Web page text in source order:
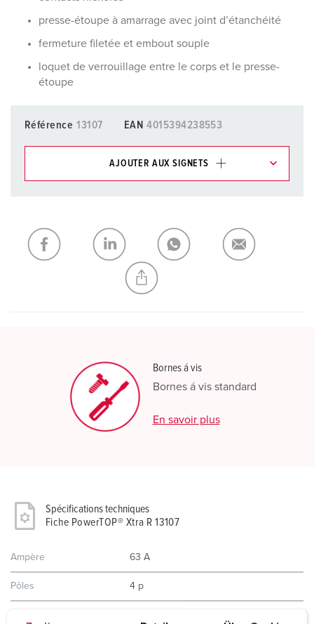
presse-étoupe à amarrage avec joint d’étanchéité
fermeture filetée et embout souple
loquet de verrouillage entre le corps et le presse-
étoupe
Référence 13107 EAN 4015394238553
AJOUTER AUX SIGNETS
Ma liste AJOUTER
CRÉER UNE NOUVELLE LISTE
Bornes á vis
Bornes á vis standard
En savoir plus
Spécifications techniques
Fiche PowerTOP® Xtra R 13107
Ampère 63 A
Pôles 4 p